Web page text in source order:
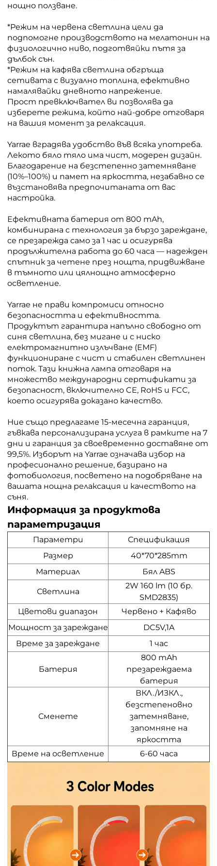
нощно ползване.
*Режим на червена светлина цели да
подпомогне производството на мелатонин на
физиологично ниво, подготвяйки пътя за
дълбок сън.
*Режим на кафява светлина обгръща
сетивата с визуално топлина, ефективно
намалявайки дневното напрежение.
Прост превключвател ви позволява да
изберете режима, който най-добре отговаря
на вашия момент за релаксация.
Yarrae вградява удобство във всяка употреба.
Лекото бяло тяло има чист, модерен дизайн.
Благодарение на безстепенно затемняване
(10%–100%) и памет на яркостта, незабавно се
възстановява предпочитаната от вас
настройка.
Ефективната батерия от 800 mAh,
комбинирана с технология за бързо зареждане,
се презарежда само за 1 час и осигурява
продължителна работа до 60 часа — надежден
спътник за четене през нощта, придвижване
в тъмното или цялнощно атмосферно
осветление.
Yarrae не прави компромиси относно
безопасността и ефективността.
Продуктът гарантира напълно свободно от
синя светлина, без мигане и с ниско
електромагнитно излъчване (EMF)
функциониране с чист и стабилен светлинен
поток. Тази книжна лампа отговаря на
множество международни сертификати за
безопасност, включително CE, RoHS и FCC,
което осигурява доказано качество.
Ние също предлагаме 15-месечна гаранция,
гъвкава персонализирана услуга в рамките на 7
дни и гаранция за своевременно доставяне от
99,5%. Изборът на Yarrae означава избор на
професионално решение, базирано на
фотобиология, посветено на подобряване на
вашата нощна релаксация и качеството на
съня.
Информация за продуктова
параметризация
Параметри
Спецификация
Размер
40*70*285mm
Материал
Бял ABS
Светлина
2W 160 lm (10 бр.
SMD2835)
Цветови диапазон
Червено + Кафяво
Мощност за зареждане
DC5V,1A
Време за зареждане
1 час
Батерия
800 mAh
презареждаема
батерия
Сменете
ВКЛ./ИЗКЛ.,
безстепеновно
затемняване,
запомняне на
яркостта
Време на осветление
6-60 часа